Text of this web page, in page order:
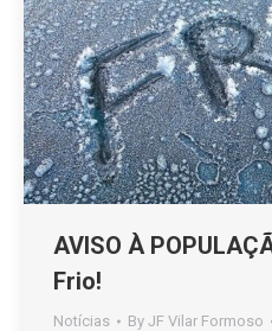
AVISO À
Frio!
Notícias By JF Vilar Formoso